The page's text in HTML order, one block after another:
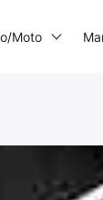
Moto